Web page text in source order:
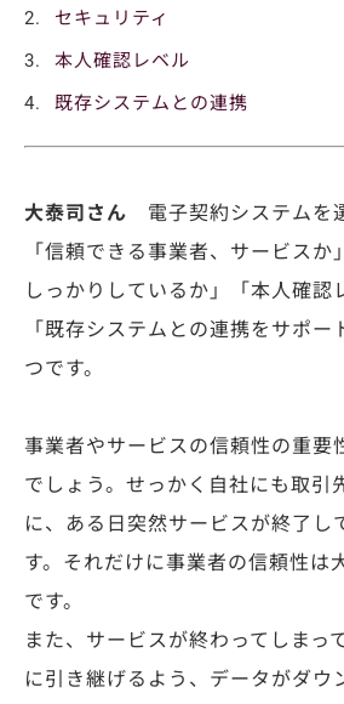
セキュリティ
本人確認レベル
既存システムとの連携
大泰司さん 電子契約システムを
「信頼できる事業者、サービスか
しっかりしているか」「本人確認
「既存システムとの連携をサポ
つです。
事業者やサービスの信頼性の重要
でしょう。せっかく自社にも取引
に、ある日突然サービスが終了し
す。それだけに事業者の信頼性は
です。
また、サービスが終わってしまっ
に引き継げるよう、データがダウ